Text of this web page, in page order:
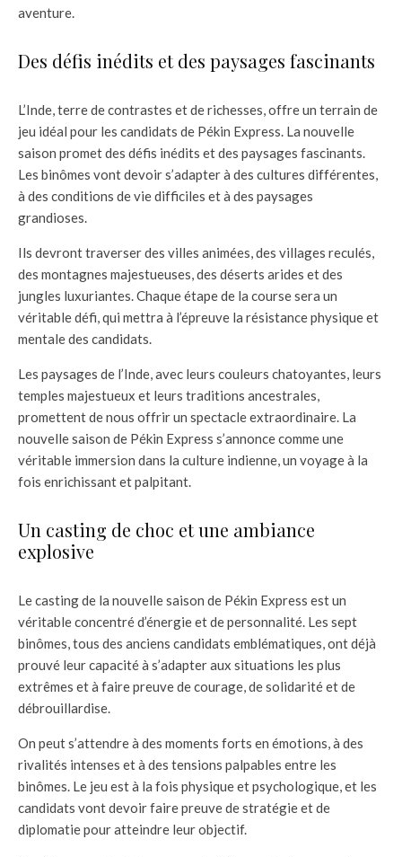
aventure.
Des défis inédits et des paysages fascinants
L’Inde, terre de contrastes et de richesses, offre un terrain de
jeu idéal pour les candidats de Pékin Express. La nouvelle
saison promet des défis inédits et des paysages fascinants.
Les binômes vont devoir s’adapter à des cultures différentes,
à des conditions de vie difficiles et à des paysages
grandioses.
Ils devront traverser des villes animées, des villages reculés,
des montagnes majestueuses, des déserts arides et des
jungles luxuriantes. Chaque étape de la course sera un
véritable défi, qui mettra à l’épreuve la résistance physique et
mentale des candidats.
Les paysages de l’Inde, avec leurs couleurs chatoyantes, leurs
temples majestueux et leurs traditions ancestrales,
promettent de nous offrir un spectacle extraordinaire. La
nouvelle saison de Pékin Express s’annonce comme une
véritable immersion dans la culture indienne, un voyage à la
fois enrichissant et palpitant.
Un casting de choc et une ambiance
explosive
Le casting de la nouvelle saison de Pékin Express est un
véritable concentré d’énergie et de personnalité. Les sept
binômes, tous des anciens candidats emblématiques, ont déjà
prouvé leur capacité à s’adapter aux situations les plus
extrêmes et à faire preuve de courage, de solidarité et de
débrouillardise.
On peut s’attendre à des moments forts en émotions, à des
rivalités intenses et à des tensions palpables entre les
binômes. Le jeu est à la fois physique et psychologique, et les
candidats vont devoir faire preuve de stratégie et de
diplomatie pour atteindre leur objectif.